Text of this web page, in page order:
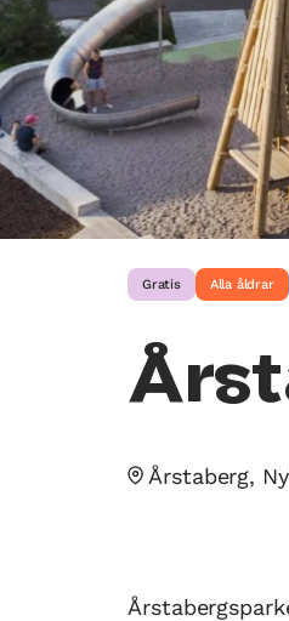
Gratis Alla åldrar
Årstaberg,